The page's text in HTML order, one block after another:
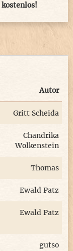
kostenlos!
Autor
Gritt Scheida
Chandrika
Wolkenstein
Thomas
Ewald Patz
Ewald Patz
gutso